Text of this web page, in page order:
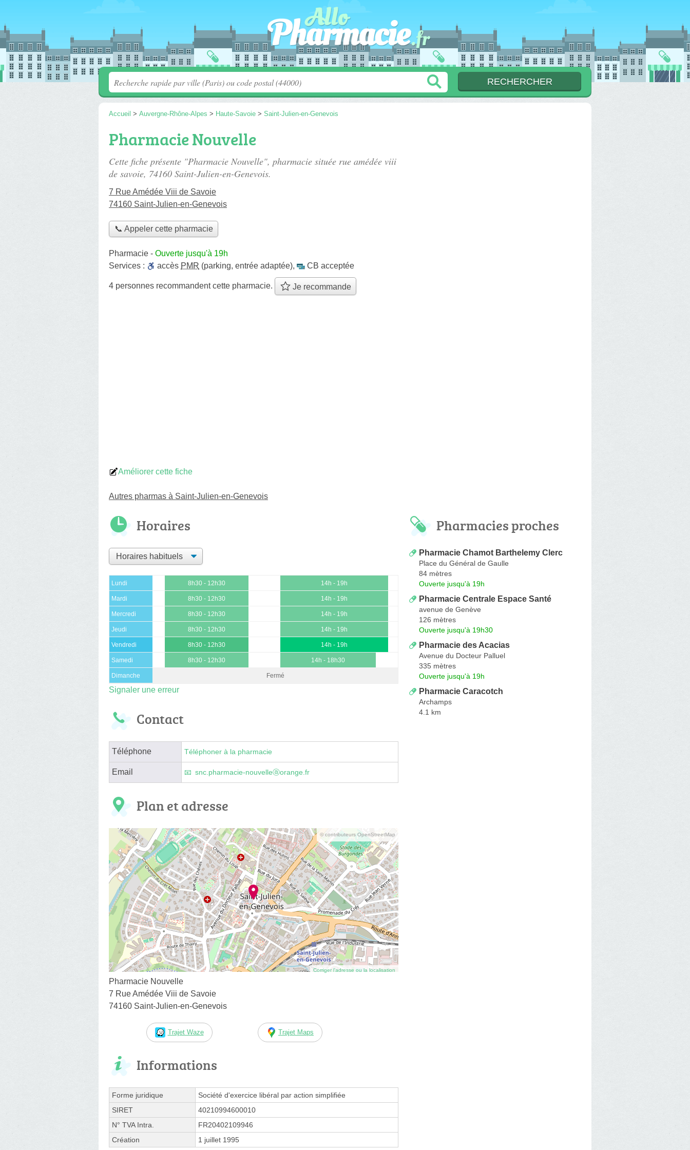
Accueil > Auvergne-Rhône-Alpes > Haute-Savoie > Saint-Julien-en-Genevois
Pharmacie Nouvelle
Cette fiche présente "Pharmacie Nouvelle", pharmacie située rue amédée viii
de savoie, 74160 Saint-Julien-en-Genevois.
7 Rue Amédée Viii de Savoie
74160 Saint-Julien-en-Genevois
📞 Appeler cette pharmacie
Pharmacie - Ouverte jusqu'à 19h
Services :
accès PMR (parking, entrée adaptée), CB acceptée
4 personnes recommandentcette pharmacie. Je recommande
Améliorer cette fiche
Autres pharmas à Saint-Julien-en-Genevois
Horaires
Lundi 8h30 - 12h30 14h - 19h
Mardi 8h30 - 12h30 14h - 19h
Mercredi 8h30 - 12h30 14h - 19h
Jeudi 8h30 - 12h30 14h - 19h
Vendredi 8h30 - 12h30 14h - 19h
Samedi 8h30 - 12h30 14h - 18h30
Dimanche Fermé
Signaler une erreur
Contact
Téléphone Téléphoner à la pharmacie
Email snc.pharmacie-nouvelleⓐorange.fr
Plan et adresse
© contributeurs OpenStreetMap
Corriger l’adresse ou la localisation
Pharmacie Nouvelle
7 Rue Amédée Viii de Savoie
74160 Saint-Julien-en-Genevois
Trajet Waze Trajet Maps
Informations
Forme juridique
Société d'exercice libéral par action simplifiée
SIRET
40210994600010
N° TVA Intra.
FR20402109946
Création
1 juillet 1995
Pharmacies proches
Pharmacie Chamot Barthelemy Clerc
Place du Général de Gaulle
84 mètres
Ouverte jusqu'à 19h
Pharmacie Centrale Espace Santé
avenue de Genève
126 mètres
Ouverte jusqu'à 19h30
Pharmacie des Acacias
Avenue du Docteur Palluel
335 mètres
Ouverte jusqu'à 19h
Pharmacie Caracotch
Archamps
4.1 km